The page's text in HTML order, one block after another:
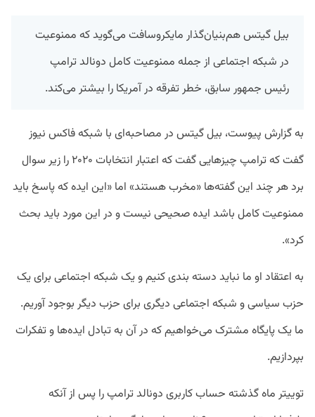
بیل گیتس هم‌بنیان‌گذار مایکروسافت می‌گوید که ممنوعیت
در شبکه اجتماعی از جمله ممنوعیت کامل دونالد ترامپ
رئیس جمهور سابق، خطر تفرقه در آمریکا را بیشتر می‌کند.
به گزارش پیوست، بیل گیتس در مصاحبه‌ای با شبکه فاکس نیوز
گفت که ترامپ چیزهایی گفت که اعتبار انتخابات ۲۰۲۰ را زیر سوال
برد هر چند این گفته‌ها «مخرب هستند» اما «این ایده که پاسخ باید
ممنوعیت کامل باشد ایده صحیحی نیست و در این مورد باید بحث
کرد».
به اعتقاد او ما نباید دسته بندی کنیم و یک شبکه اجتماعی برای یک
حزب سیاسی و شبکه اجتماعی دیگری برای حزب دیگر بوجود آوریم.
ما یک پایگاه مشترک می‌خواهیم که در آن به تبادل ایده‌ها و تفکرات
بپردازیم.
توییتر ماه گذشته حساب کاربری دونالد ترامپ را پس از آنکه